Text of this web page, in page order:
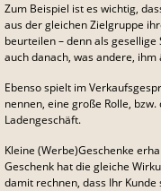
Zum Beispiel ist es wichtig,
aus der gleichen Zielgruppe
beurteilen – denn als
auch danach, was andere,
Ebenso spielt im
nennen, eine große Rolle,
Ladengeschäft.
Kleine (Werbe)Geschenke
Geschenk hat die gleiche
damit rechnen, dass Ihr